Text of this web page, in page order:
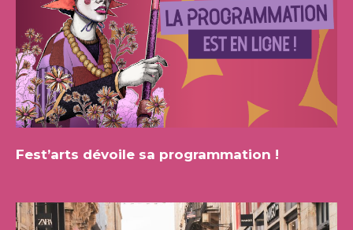
Fest’arts dévoile sa programmation !